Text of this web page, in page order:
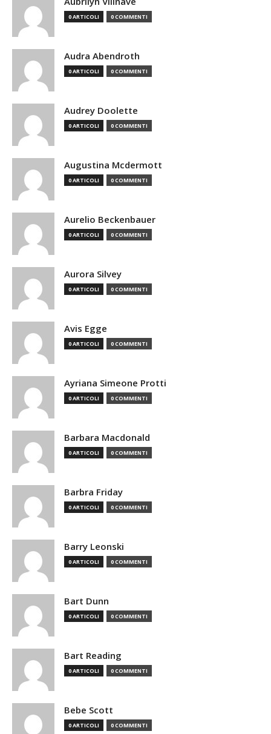
0 ARTICOLI 0 COMMENTI
Audra Abendroth
0 ARTICOLI 0 COMMENTI
Audrey Doolette
0 ARTICOLI 0 COMMENTI
Augustina Mcdermott
0 ARTICOLI 0 COMMENTI
Aurelio Beckenbauer
0 ARTICOLI 0 COMMENTI
Aurora Silvey
0 ARTICOLI 0 COMMENTI
Avis Egge
0 ARTICOLI 0 COMMENTI
Ayriana Simeone Protti
0 ARTICOLI 0 COMMENTI
Barbara Macdonald
0 ARTICOLI 0 COMMENTI
Barbra Friday
0 ARTICOLI 0 COMMENTI
Barry Leonski
0 ARTICOLI 0 COMMENTI
Bart Dunn
0 ARTICOLI 0 COMMENTI
Bart Reading
0 ARTICOLI 0 COMMENTI
Bebe Scott
0 ARTICOLI 0 COMMENTI